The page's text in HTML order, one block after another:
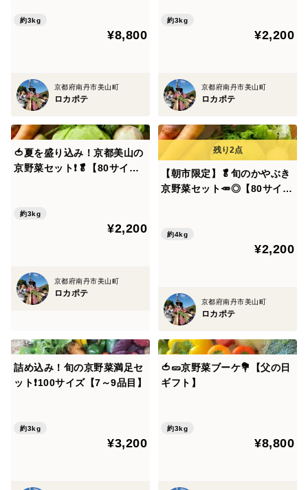
約3kg
¥8,800
京都府南丹市美山町
ロカポテ
約3kg
¥2,200
京都府南丹市美山町
ロカポテ
🍅夏を盛り込み！京都美山の
京野菜セット❗🥬【80サイ
約3kg
¥2,200
京都府南丹市美山町
ロカポテ
【朝市限定】🥬旬のかやぶき
京野菜セット🥕◎【80サイ
約4kg
¥2,200
京都府南丹市美山町
ロカポテ
詰め込み！旬の京野菜満足セ
ット❗100サイズ【7～9品目】
約3kg
¥3,200
🍅🥒京野菜ブーケ💐【父の日
ギフト】
約3kg
¥8,800